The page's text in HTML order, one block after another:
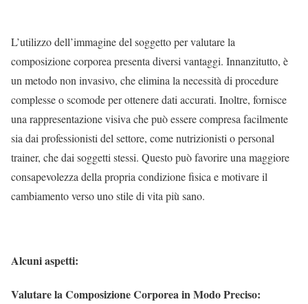
L’utilizzo dell’immagine del soggetto per valutare la
composizione corporea presenta diversi vantaggi. Innanzitutto, è
un metodo non invasivo, che elimina la necessità di procedure
complesse o scomode per ottenere dati accurati. Inoltre, fornisce
una rappresentazione visiva che può essere compresa facilmente
sia dai professionisti del settore, come nutrizionisti o personal
trainer, che dai soggetti stessi. Questo può favorire una maggiore
consapevolezza della propria condizione fisica e motivare il
cambiamento verso uno stile di vita più sano.
Alcuni aspetti:
Valutare la Composizione Corporea in Modo Preciso: